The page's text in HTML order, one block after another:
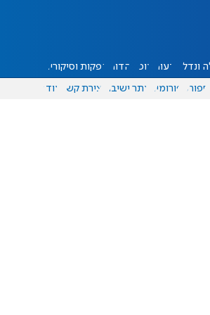
ונדל"ן דעות אוכל יהדות הפקות וסיקורים
ספורט פורומים אתר ישיבה יצירת קשר עוד